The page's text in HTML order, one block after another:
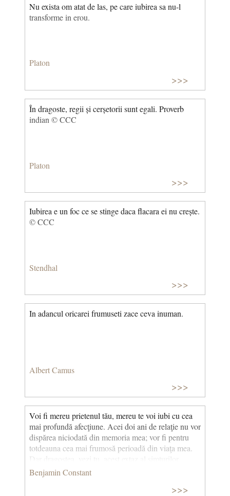
Nu exista om atat de las, pe care iubirea sa nu-l
transforme in erou.
Platon
>>>
În dragoste, regii și cerșetorii sunt egali. Proverb
indian © CCC
Platon
>>>
Iubirea e un foc ce se stinge daca flacara ei nu crește.
© CCC
Stendhal
>>>
In adancul oricarei frumuseti zace ceva inuman.
Albert Camus
>>>
Voi fi mereu prietenul tău, mereu te voi iubi cu cea
mai profundă afecţiune. Acei doi ani de relaţie nu vor
dispărea niciodată din memoria mea; vor fi pentru
totdeauna cea mai frumosă perioadă din viaţa mea.
Dar dragostea, vezi tu, acest extaz al simţurilor,
această beţie involuntară, această uitare a tuturor
intereselor şi a tuturor îndatoririlor, nu o mai am. ©
Benjamin Constant
>>>